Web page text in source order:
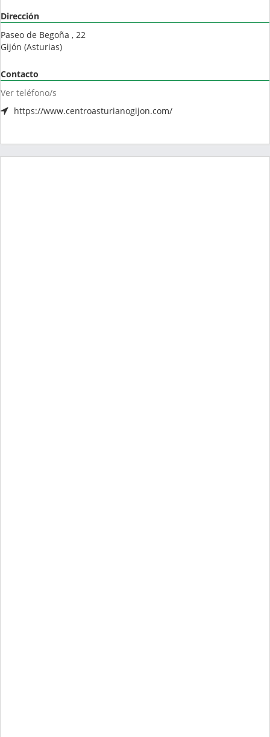
Dirección
Paseo de Begoña , 22
Gijón (Asturias)
Contacto
Ver teléfono/s
https://www.centroasturianogijon.com/